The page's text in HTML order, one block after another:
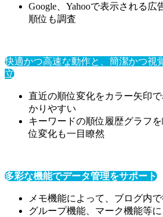
Google、Yahooで表示される
順位も調査
快適かつ高速な動作と、簡潔かつ視
立
直近の順位変化をカラー矢印
かりやすい
キーワードの順位履歴グラフ
位変化も一目瞭然
多彩な機能でデータ管理をサポート
メモ機能によって、ブログ内
グループ機能、マーク機能等